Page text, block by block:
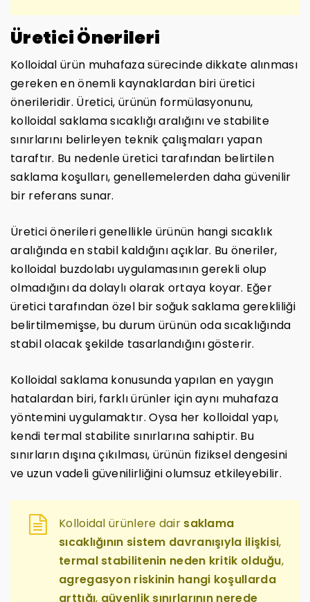
Üretici Önerileri
Kolloidal ürün muhafaza sürecinde dikkate alınması
gereken en önemli kaynaklardan biri üretici
önerileridir. Üretici, ürünün formülasyonunu,
kolloidal saklama sıcaklığı aralığını ve stabilite
sınırlarını belirleyen teknik çalışmaları yapan
taraftır. Bu nedenle üretici tarafından belirtilen
saklama koşulları, genellemelerden daha güvenilir
bir referans sunar.
Üretici önerileri genellikle ürünün hangi sıcaklık
aralığında en stabil kaldığını açıklar. Bu öneriler,
kolloidal buzdolabı uygulamasının gerekli olup
olmadığını da dolaylı olarak ortaya koyar. Eğer
üretici tarafından özel bir soğuk saklama gerekliliği
belirtilmemişse, bu durum ürünün oda sıcaklığında
stabil olacak şekilde tasarlandığını gösterir.
Kolloidal saklama konusunda yapılan en yaygın
hatalardan biri, farklı ürünler için aynı muhafaza
yöntemini uygulamaktır. Oysa her kolloidal yapı,
kendi termal stabilite sınırlarına sahiptir. Bu
sınırların dışına çıkılması, ürünün fiziksel dengesini
ve uzun vadeli güvenilirliğini olumsuz etkileyebilir.
Kolloidal ürünlere dairsaklama
sıcaklığının sistem davranışıyla ilişkisi,
termal stabilitenin neden kritik olduğu,
agregasyon riskinin hangi koşullarda
arttığı, güvenlik sınırlarının nerede